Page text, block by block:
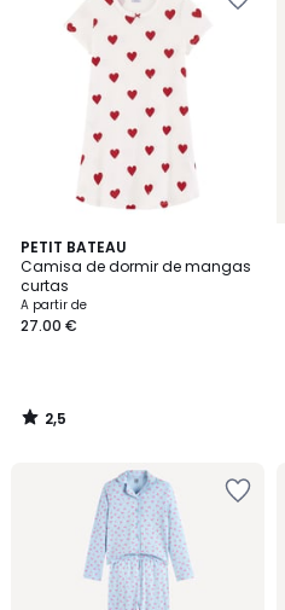
PETIT BATEAU
Camisa de dormir de mangas
curtas
A partir de
27.00 €
2,5
/ 5
2,5
/